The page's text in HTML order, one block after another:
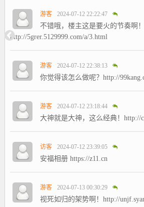
游客 2024-07-12 22:22:47
不错哦，楼主这是要火的节奏啊！
http://5grer.5129999.com/a/3.html
游客 2024-07-12 22:38:13
你觉得该怎么做呢？http://
游客 2024-07-12 23:18:44
大神就是大神，这么经典！http://
访客 2024-07-12 23:39:05
安福相册 https://z11.cn
游客 2024-07-13 00:30:29
视死如归的架势啊！http://